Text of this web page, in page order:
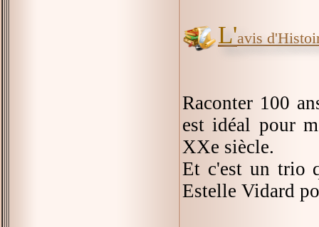
L'avis
Raconter 100
est idéal pour
XXe siècle.
Et c'est un trio
Estelle Vidard